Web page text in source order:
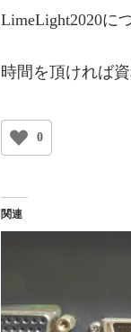
LimeLight2020に
時間を頂ければ
0
関連